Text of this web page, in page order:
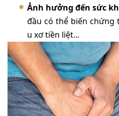
Ảnh hưởng đến sức
đầu có thể biến chứng
u xơ tiền liệt...